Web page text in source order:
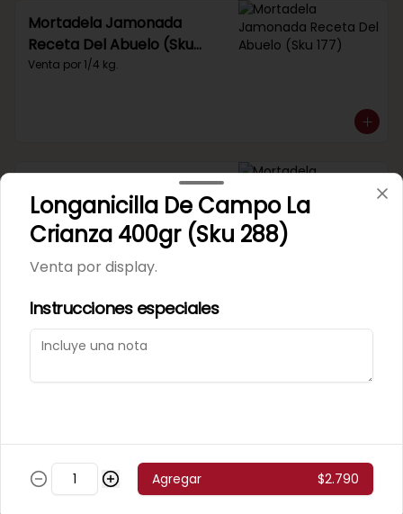
Mortadela Jamonada
Receta Del Abuelo (Sku
177)
Venta por 1/4 kg.
Mortadela Jamonada
Supercerdo (Sku 101)
Venta por 1/4 kg.
Mortadela Jamonada
Longanicilla De Campo La
Crianza 400gr (Sku 288)
Venta por display.
Instrucciones especiales
Agregar $2.790